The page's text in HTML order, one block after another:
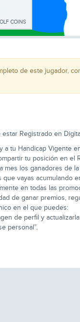
COINS
de este jugador,
Registrado en
a tu Handicap Vigente
tu posición en
mes los ganadores de
que vayas acumulando
en todas las
de ganar premios,
en el que puedes:
de perfil y
personal”.